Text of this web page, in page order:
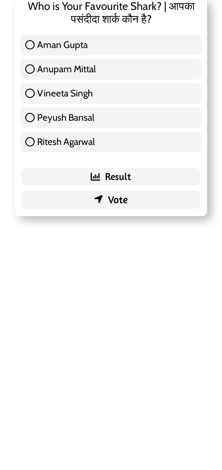
Who is Your Favourite Shark? | आपका
पसंदीदा शार्क कौन है?
Aman Gupta
Anupam Mittal
Vineeta Singh
Peyush Bansal
Ritesh Agarwal